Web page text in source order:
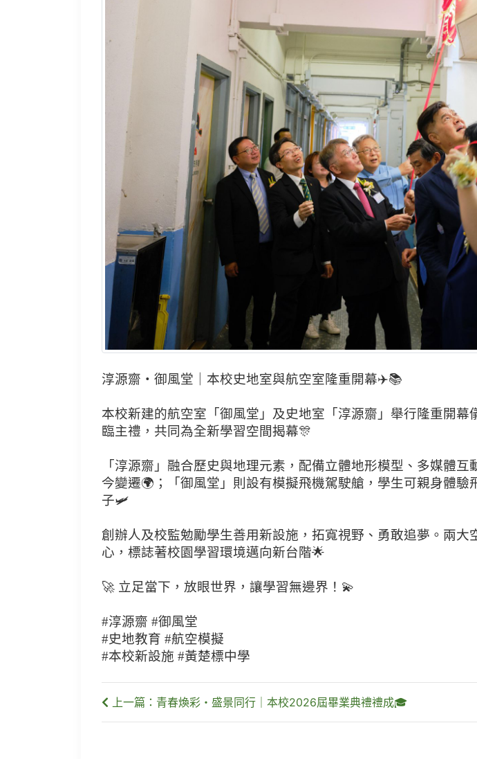
淳源齋・御風堂｜本校史地室與航空室隆重開幕✈️📚
本校新建的航空室「御風堂」及史地室「淳源齋」舉行隆重開
臨主禮，共同為全新學習空間揭幕🎊
「淳源齋」融合歷史與地理元素，配備立體地形模型、多媒體
今變遷🌍；「御風堂」則設有模擬飛機駕駛艙，學生可親身體
子🛩️
創辦人及校監勉勵學生善用新設施，拓寬視野、勇敢追夢。兩
心，標誌著校園學習環境邁向新台階🌟
🚀 立足當下，放眼世界，讓學習無邊界！💫
#淳源齋 #御風堂
#史地教育 #航空模擬
#本校新設施 #黃楚標中學
上一篇：青春煥彩・盛景同行｜本校2026屆畢業典禮禮成🎓